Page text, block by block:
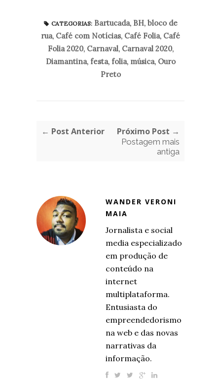
CATEGORIAS: Bartucada, BH, bloco de
rua, Café com Notícias, Café Folia, Café
Folia 2020, Carnaval, Carnaval 2020,
Diamantina, festa, folia, música, Ouro
Preto
← Post Anterior Próximo Post →
Postagem mais
antiga
WANDER VERONI
MAIA
Jornalista e social
media especializado
em produção de
conteúdo na
internet
multiplataforma.
Entusiasta do
empreendedorismo
na web e das novas
narrativas da
informação.